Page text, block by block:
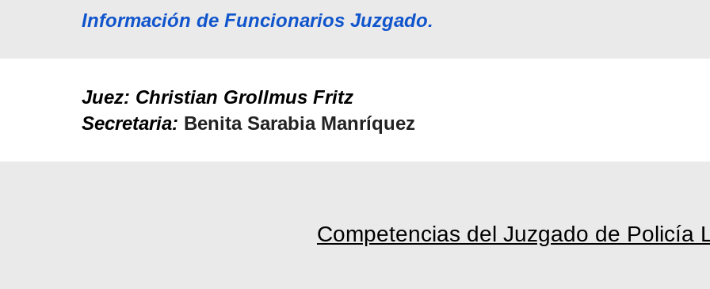
Información de Funcionarios Juzgado.
Juez: Christian Grollmus Fritz
Secretaria: Benita Sarabia Manríquez
Competencias del Juzgado de Policía